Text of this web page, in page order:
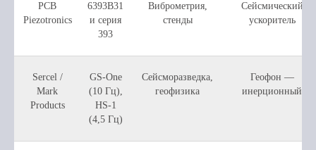
PCB
Piezotronics
6393B31
и серия
393
Виброметрия,
стенды
Сейсмический
ускоритель
Sercel /
Mark
Products
GS-One
(10 Гц),
HS-1
(4,5 Гц)
Сейсморазведка,
геофизика
Геофон —
инерционный